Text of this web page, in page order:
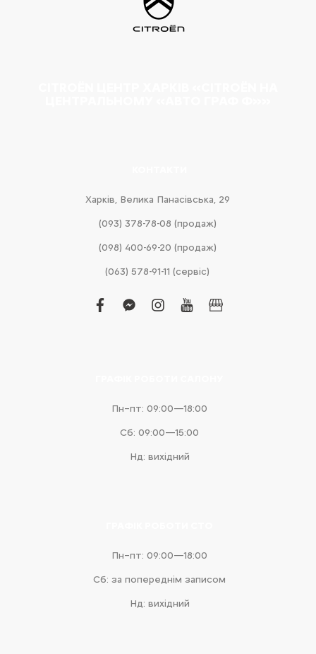
Харків, Велика Панасівська, 29
(093) 378-78-08 (продаж)
(098) 400-69-20 (продаж)
(063) 578-91-11 (сервіс)
facebook
facebook-
instagram
youtubebusiness
Пн–пт: 09:00—18:00
Сб: 09:00—15:00
Нд: вихідний
Пн–пт: 09:00—18:00
Сб: за попереднім записом
Нд: вихідний